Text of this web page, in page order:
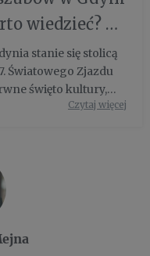
wiedzieć? -
stanie się stolicą
Światowego Zjazdu
święto kultury,
Sprawdźmy, co
Czytaj więcej